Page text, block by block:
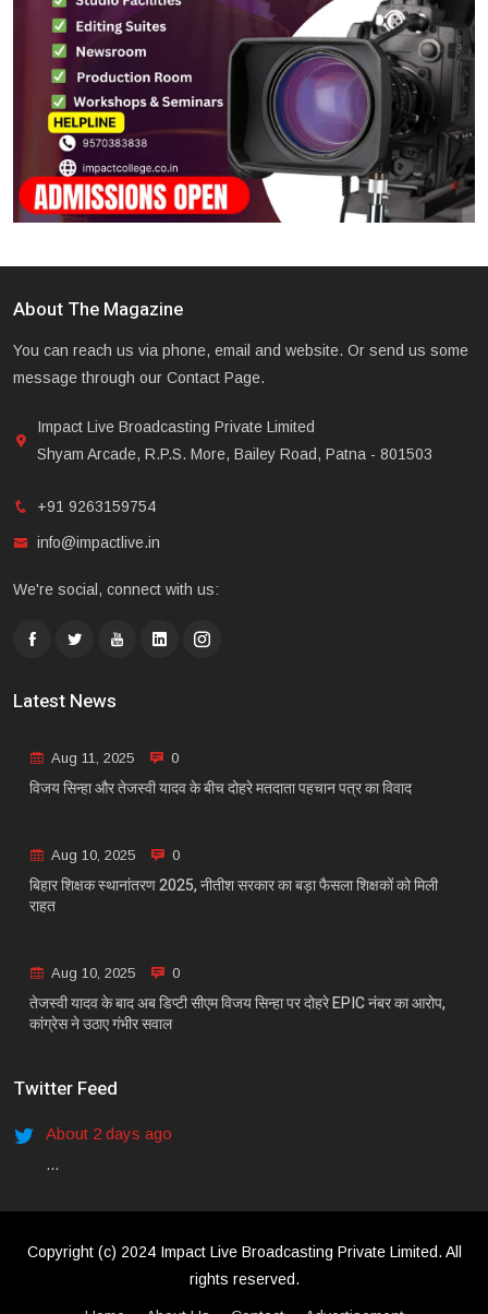
About The Magazine
You can reach us via phone, email and website. Or send us some
message through our Contact Page.
Impact Live Broadcasting Private Limited
Shyam Arcade, R.P.S. More, Bailey Road, Patna - 801503
+91 9263159754
info@impactlive.in
We're social, connect with us:
Latest News
Aug 11, 2025 0
विजय सिन्हा और तेजस्वी यादव के बीच दोहरे मतदाता पहचान पत्र का विवाद
Aug 10, 2025 0
बिहार शिक्षक स्थानांतरण 2025, नीतीश सरकार का बड़ा फैसला शिक्षकों को मिली
राहत
Aug 10, 2025 0
तेजस्वी यादव के बाद अब डिप्टी सीएम विजय सिन्हा पर दोहरे EPIC नंबर का आरोप,
कांग्रेस ने उठाए गंभीर सवाल
Twitter Feed
About 2 days ago
...
Copyright (c) 2024 Impact Live Broadcasting Private Limited. All
rights reserved.